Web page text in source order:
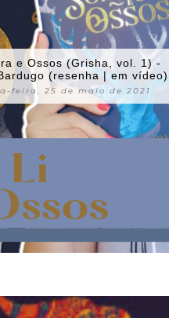
e Ossos (Grisha, vol. 1) -
(resenha | em vídeo)
feira, 25 de maio de 2021